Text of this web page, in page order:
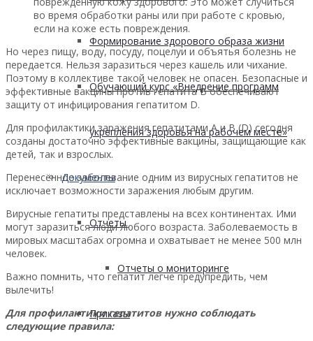
Формирование здорового образа жизни
Обучающий курс «Внедрение программ
укрепления здоровья на рабочем месте»
Документы
Отчеты
Отчеты о мониторинге
Приказы
во время обработки раны или при работе с кровью,
если на коже есть повреждения.
Но через пищу, воду, посуду, поцелуи и объятья болезнь не
передается. Нельзя заразиться через кашель или чихание.
Поэтому в коллективе такой человек не опасен. Безопасные и
эффективные вакцины против гепатита В обеспечивают
защиту от инфицирования гепатитом D.
Для профилактики заражения гепатитами А и В (D) сегодня
созданы достаточно эффективные вакцины, защищающие как
детей, так и взрослых.
Перенесённое заболевание одним из вирусных гепатитов не
исключает возможности заражения любым другим.
Вирусные гепатиты представлены на всех континентах. Ими
могут заразиться люди любого возраста. Заболеваемость в
мировых масштабах огромна и охватывает не менее 500 млн
человек.
Важно помнить, что гепатит легче предупредить, чем
вылечить!
Для профилактики гепатитов нужно соблюдать
следующие правила: